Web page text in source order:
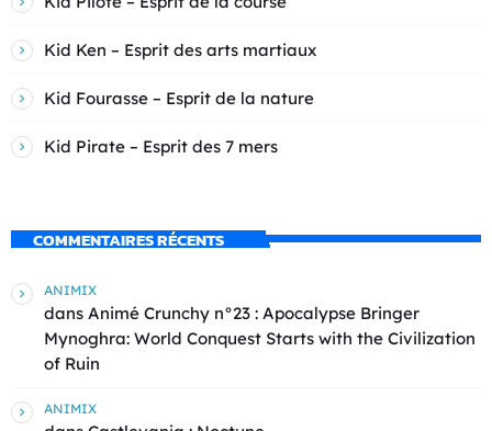
Kid Ken – Esprit des arts martiaux
Kid Fourasse – Esprit de la nature
Kid Pirate – Esprit des 7 mers
COMMENTAIRES RÉCENTS
ANIMIX
dans Animé Crunchy n°23 : Apocalypse Bringer
Mynoghra: World Conquest Starts with the Civilization
of Ruin
ANIMIX